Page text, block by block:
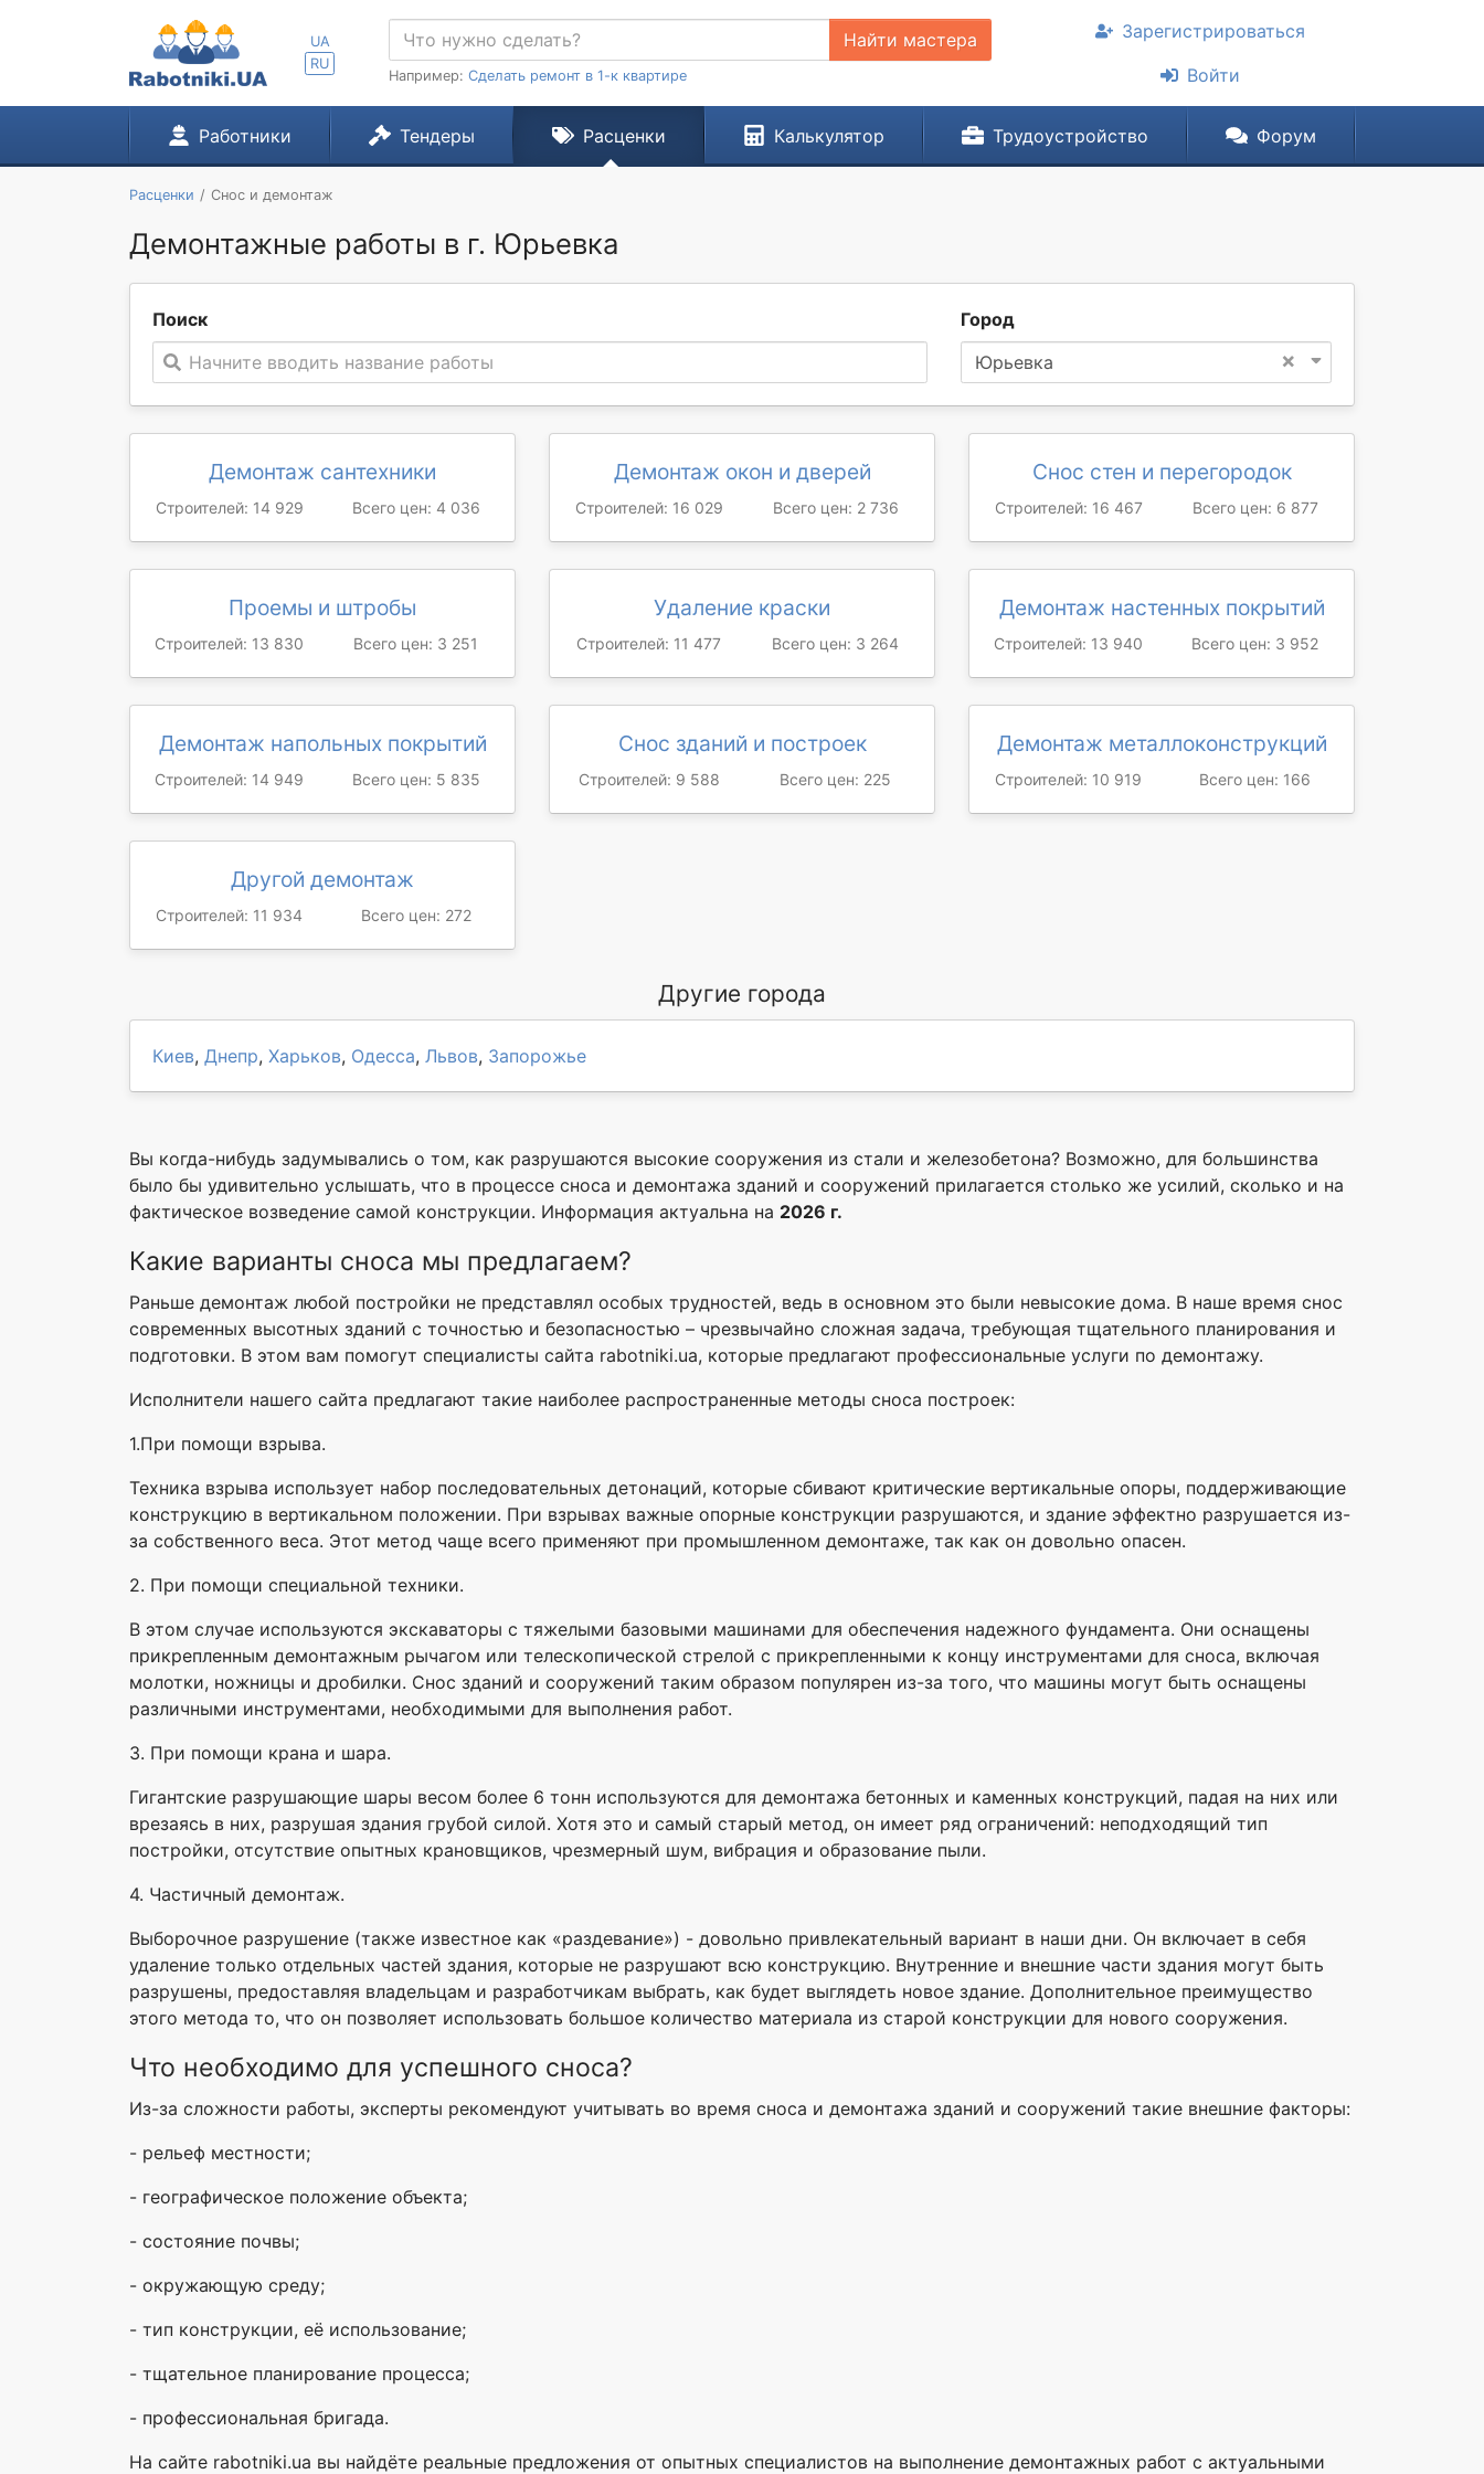
UA
RU
Найти мастера
Например: Сделать ремонт в 1-к квартире
Зарегистрироваться
Войти
Работники Тендеры Расценки Калькулятор Трудоустройство Форум
Расценки Снос и демонтаж
Демонтажные работы в г. Юрьевка
Поиск
Начните вводить название работы
Город
×
Юрьевка
Демонтаж сантехники
Строителей: 14 929 Всего цен: 4 036
Демонтаж окон и дверей
Строителей: 16 029 Всего цен: 2 736
Снос стен и перегородок
Строителей: 16 467 Всего цен: 6 877
Проемы и штробы
Строителей: 13 830 Всего цен: 3 251
Удаление краски
Строителей: 11 477 Всего цен: 3 264
Демонтаж настенных покрытий
Строителей: 13 940 Всего цен: 3 952
Демонтаж напольных покрытий
Строителей: 14 949 Всего цен: 5 835
Снос зданий и построек
Строителей: 9 588 Всего цен: 225
Демонтаж металлоконструкций
Строителей: 10 919 Всего цен: 166
Другой демонтаж
Строителей: 11 934 Всего цен: 272
Другие города
Киев, Днепр, Харьков, Одесса, Львов, Запорожье
Вы когда-нибудь задумывались о том, как разрушаются высокие сооружения из стали и железобетона? Возможно, для большинства
было бы удивительно услышать, что в процессе сноса и демонтажа зданий и сооружений прилагается столько же усилий, сколько и на
фактическое возведение самой конструкции. Информация актуальна на 2026 г.
Какие варианты сноса мы предлагаем?
Раньше демонтаж любой постройки не представлял особых трудностей, ведь в основном это были невысокие дома. В наше время снос
современных высотных зданий с точностью и безопасностью – чрезвычайно сложная задача, требующая тщательного планирования и
подготовки. В этом вам помогут специалисты сайта rabotniki.ua, которые предлагают профессиональные услуги по демонтажу.
Исполнители нашего сайта предлагают такие наиболее распространенные методы сноса построек:
1.При помощи взрыва.
Техника взрыва использует набор последовательных детонаций, которые сбивают критические вертикальные опоры, поддерживающие
конструкцию в вертикальном положении. При взрывах важные опорные конструкции разрушаются, и здание эффектно разрушается из-
за собственного веса. Этот метод чаще всего применяют при промышленном демонтаже, так как он довольно опасен.
2. При помощи специальной техники.
В этом случае используются экскаваторы с тяжелыми базовыми машинами для обеспечения надежного фундамента. Они оснащены
прикрепленным демонтажным рычагом или телескопической стрелой с прикрепленными к концу инструментами для сноса, включая
молотки, ножницы и дробилки. Снос зданий и сооружений таким образом популярен из-за того, что машины могут быть оснащены
различными инструментами, необходимыми для выполнения работ.
3. При помощи крана и шара.
Гигантские разрушающие шары весом более 6 тонн используются для демонтажа бетонных и каменных конструкций, падая на них или
врезаясь в них, разрушая здания грубой силой. Хотя это и самый старый метод, он имеет ряд ограничений: неподходящий тип
постройки, отсутствие опытных крановщиков, чрезмерный шум, вибрация и образование пыли.
4. Частичный демонтаж.
Выборочное разрушение (также известное как «раздевание») - довольно привлекательный вариант в наши дни. Он включает в себя
удаление только отдельных частей здания, которые не разрушают всю конструкцию. Внутренние и внешние части здания могут быть
разрушены, предоставляя владельцам и разработчикам выбрать, как будет выглядеть новое здание. Дополнительное преимущество
этого метода то, что он позволяет использовать большое количество материала из старой конструкции для нового сооружения.
Что необходимо для успешного сноса?
Из-за сложности работы, эксперты рекомендуют учитывать во время сноса и демонтажа зданий и сооружений такие внешние факторы:
- рельеф местности;
- географическое положение объекта;
- состояние почвы;
- окружающую среду;
- тип конструкции, её использование;
- тщательное планирование процесса;
- профессиональная бригада.
На сайте rabotniki.ua вы найдёте реальные предложения от опытных специалистов на выполнение демонтажных работ с актуальными